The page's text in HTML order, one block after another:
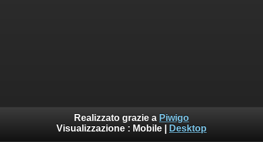
Realizzato grazie a Piwigo
Visualizzazione : Mobile Desktop